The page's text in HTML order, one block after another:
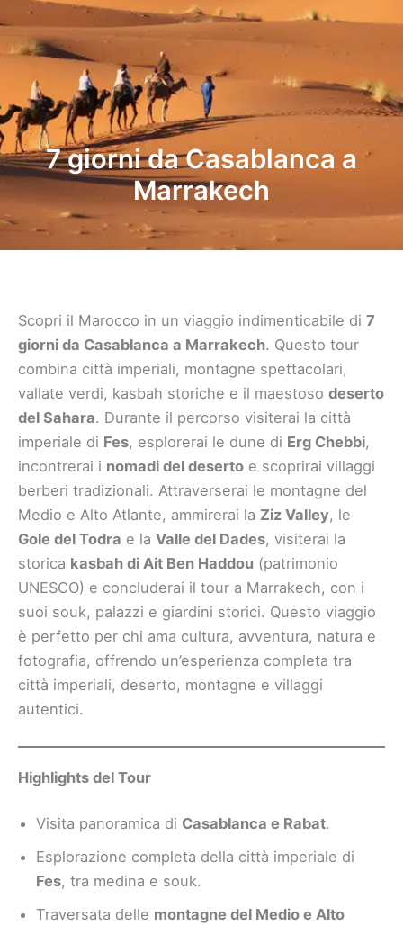
7 giorni da Casablanca a
Marrakech
Scopri il Marocco in un viaggio indimenticabile di 7
giorni da Casablanca a Marrakech. Questo tour
combina città imperiali, montagne spettacolari,
vallate verdi, kasbah storiche e il maestoso deserto
del Sahara. Durante il percorso visiterai la città
imperiale di Fes, esplorerai le dune di Erg Chebbi,
incontrerai i nomadi del deserto e scoprirai villaggi
berberi tradizionali. Attraverserai le montagne del
Medio e Alto Atlante, ammirerai la Ziz Valley, le
Gole del Todra e la Valle del Dades, visiterai la
storica kasbah di Ait Ben Haddou (patrimonio
UNESCO) e concluderai il tour a Marrakech, con i
suoi souk, palazzi e giardini storici. Questo viaggio
è perfetto per chi ama cultura, avventura, natura e
fotografia, offrendo un’esperienza completa tra
città imperiali, deserto, montagne e villaggi
autentici.
Highlights del Tour
Visita panoramica di Casablanca e Rabat.
Esplorazione completa della città imperiale di
Fes, tra medina e souk.
Traversata delle montagne del Medio e Alto